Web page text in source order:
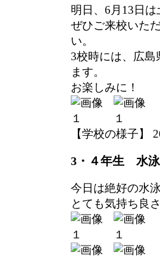
明日、6月13日
ぜひご来校いた
い。
3校時には、広
ます。
お楽しみに！
【学校の様子】
3・４年生 水泳
今日は絶好の水
とても気持ち良